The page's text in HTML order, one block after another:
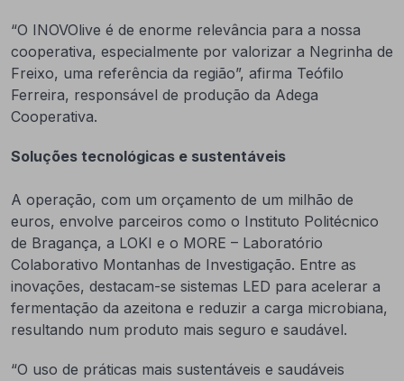
“O INOVOlive é de enorme relevância para a nossa
cooperativa, especialmente por valorizar a Negrinha de
Freixo, uma referência da região”, afirma Teófilo
Ferreira, responsável de produção da Adega
Cooperativa.
Soluções tecnológicas e sustentáveis
A operação, com um orçamento de um milhão de
euros, envolve parceiros como o Instituto Politécnico
de Bragança, a LOKI e o MORE – Laboratório
Colaborativo Montanhas de Investigação. Entre as
inovações, destacam-se sistemas LED para acelerar a
fermentação da azeitona e reduzir a carga microbiana,
resultando num produto mais seguro e saudável.
“O uso de práticas mais sustentáveis e saudáveis